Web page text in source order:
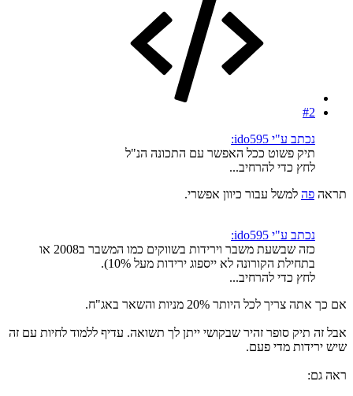
#2
נכתב ע"י ido595:
תיק פשוט ככל האפשר עם התכונה הנ"ל
לחץ כדי להרחיב...
תראה פה למשל עבור כיוון אפשרי.
נכתב ע"י ido595:
כזה שבשעת משבר וירידות בשווקים כמו המשבר ב2008 או
בתחילת הקורונה לא ייספוג ירידות מעל 10%).
לחץ כדי להרחיב...
אם כך אתה צריך לכל היותר 20% מניות והשאר באג"ח.
אבל זה תיק סופר זהיר שבקושי ייתן לך תשואה. עדיף ללמוד לחיות עם זה
שיש ירידות מדי פעם.
ראה גם: